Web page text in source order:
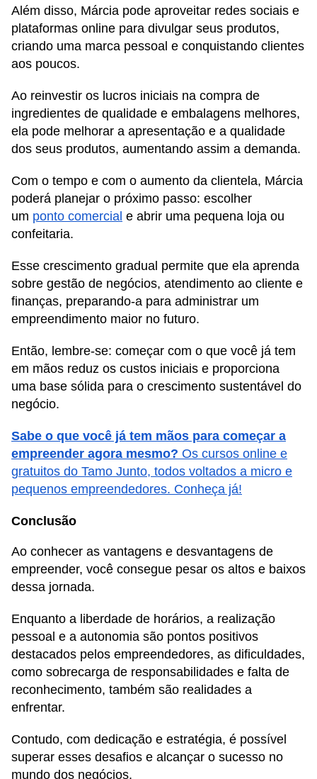
Além disso, Márcia pode aproveitar redes sociais e
plataformas online para divulgar seus produtos,
criando uma marca pessoal e conquistando clientes
aos poucos.
Ao reinvestir os lucros iniciais na compra de
ingredientes de qualidade e embalagens melhores,
ela pode melhorar a apresentação e a qualidade
dos seus produtos, aumentando assim a demanda.
Com o tempo e com o aumento da clientela, Márcia
poderá planejar o próximo passo: escolher
um ponto comercial e abrir uma pequena loja ou
confeitaria.
Esse crescimento gradual permite que ela aprenda
sobre gestão de negócios, atendimento ao cliente e
finanças, preparando-a para administrar um
empreendimento maior no futuro.
Então, lembre-se: começar com o que você já tem
em mãos reduz os custos iniciais e proporciona
uma base sólida para o crescimento sustentável do
negócio.
Sabe o que você já tem mãos para começar a
empreender agora mesmo? Os cursos online e
gratuitos do Tamo Junto, todos voltados a micro e
pequenos empreendedores. Conheça já!
Conclusão
Ao conhecer as vantagens e desvantagens de
empreender, você consegue pesar os altos e baixos
dessa jornada.
Enquanto a liberdade de horários, a realização
pessoal e a autonomia são pontos positivos
destacados pelos empreendedores, as dificuldades,
como sobrecarga de responsabilidades e falta de
reconhecimento, também são realidades a
enfrentar.
Contudo, com dedicação e estratégia, é possível
superar esses desafios e alcançar o sucesso no
mundo dos negócios.